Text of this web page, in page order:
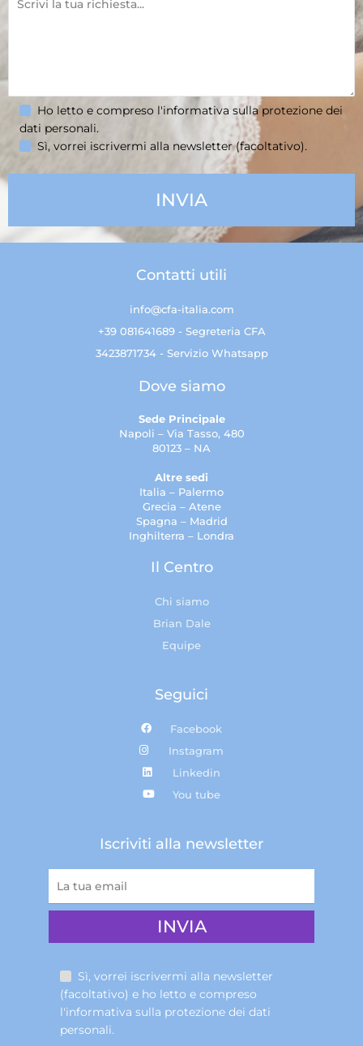
Ho letto e compreso l'informativa sullaprotezione dei
dati personali.
Sì, vorrei iscrivermi alla newsletter (facoltativo).
Contatti utili
info@cfa-italia.com
+39 081641689 - Segreteria CFA
3423871734 - Servizio Whatsapp
Dove siamo
Sede Principale
Napoli – Via Tasso, 480
80123 – NA
Altre sedi
Italia – Palermo
Grecia – Atene
Spagna – Madrid
Inghilterra – Londra
Il Centro
Chi siamo
Brian Dale
Equipe
Seguici
Facebook
Instagram
Linkedin
You tube
Iscriviti alla newsletter
Sì, vorrei iscrivermi alla newsletter
(facoltativo) e ho letto e compreso
l'informativa sulla protezione dei dati
personali.